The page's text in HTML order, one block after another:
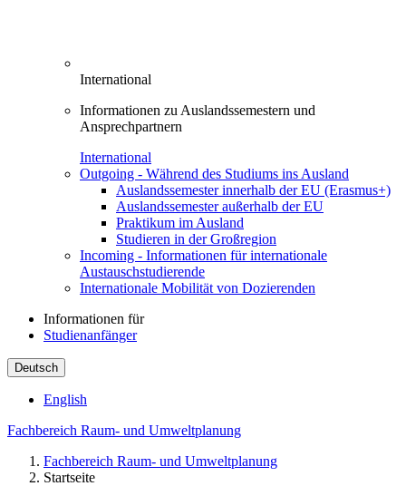
International
Informationen zu Auslandssemestern und
Ansprechpartnern
International
Outgoing - Während des Studiums ins Ausland
Auslandssemester innerhalb der EU (Erasmus+)
Auslandssemester außerhalb der EU
Praktikum im Ausland
Studieren in der Großregion
Incoming - Informationen für internationale
Austauschstudierende
Internationale Mobilität von Dozierenden
Informationen für
Studienanfänger
Deutsch
English
Fachbereich Raum- und Umweltplanung
Fachbereich Raum- und Umweltplanung
Startseite